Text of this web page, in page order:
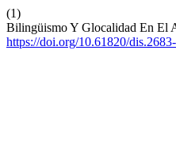
(1)
Bilingüismo Y Glocalidad En El
https://doi.org/10.61820/